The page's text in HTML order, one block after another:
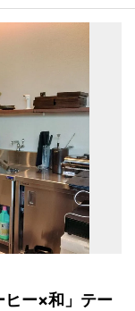
ー×和」テー